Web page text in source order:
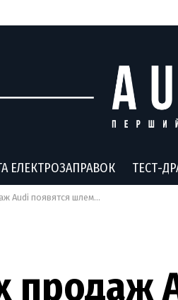
ЕЛЕКТРОЗАПРАВОК ТЕСТ-
шлемы виртуальной реальности HTC Vive
продаж